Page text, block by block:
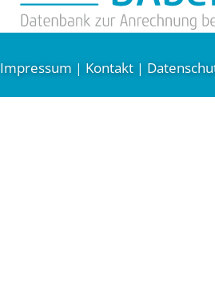
Impressum | Kontakt |